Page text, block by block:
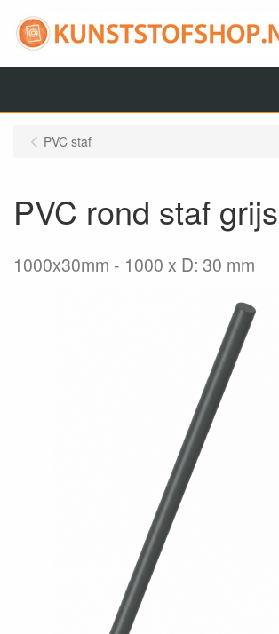
PVC staf
PVC rond staf grijs
1000x30mm 1000 x D: 30 mm